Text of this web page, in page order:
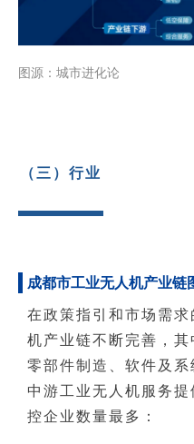
图源：城市进化论
（三）行业
成都市工业无人机产业链
在政策指引和市场需
机产业链不断完善，
零部件制造、软件及
中游工业无人机服务
控企业数量最多：